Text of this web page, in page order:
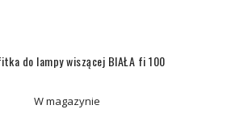
do lampy wiszącej BIAŁA fi 100
W magazynie